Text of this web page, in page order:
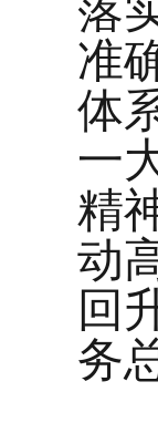
落
准
体
一
精
动
回
务